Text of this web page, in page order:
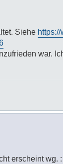
Siehe
war.
erscheint wg. :